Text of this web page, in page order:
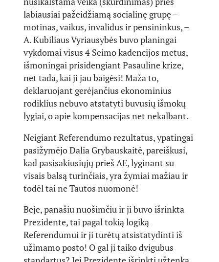
labiausiai pažeidžiamą socialinę grupę –
motinas, vaikus, invalidus ir pensininkus, –
A. Kubiliaus Vyriausybės buvo planingai
vykdomai visus 4 Seimo kadencijos metus,
išmoningai prisidengiant Pasauline krize,
net tada, kai ji jau baigėsi! Maža to,
deklaruojant gerėjančius ekonominius
rodiklius nebuvo atstatyti buvusių išmokų
lygiai, o apie kompensacijas net nekalbant.
Neigiant Referendumo rezultatus, ypatingai
pasižymėjo Dalia Grybauskaitė, pareiškusi,
kad pasisakiusiųjų prieš AE, lyginant su
visais balsą turinčiais, yra žymiai mažiau ir
todėl tai ne Tautos nuomonė!
Beje, panašiu nuošimčiu ir ji buvo išrinkta
Prezidente, tai pagal tokią logiką
Referendumui ir ji turėtų atsistatydinti iš
užimamo posto! O gal ji taiko dvigubus